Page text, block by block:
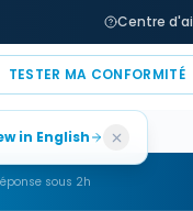
Baromètre 2026 : où en
Centre
TESTER MA CONFORMITÉ
sous 2h
in English